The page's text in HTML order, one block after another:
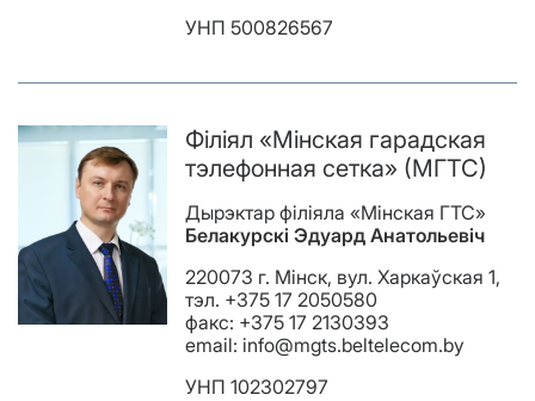
УНП 500826567
Філіял «Мінская гарадская
тэлефонная сетка» (МГТС)
Дырэктар філіяла «Мiнская ГТС»
Белакурскі Эдуард Анатольевіч
220073 г. Мінск, вул. Харкаўская 1,
тэл. +375 17 2050580
факс: +375 17 2130393
email: info@mgts.beltelecom.by
УНП 102302797